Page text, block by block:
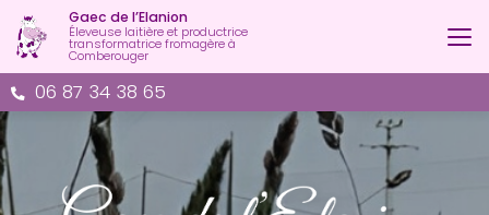
Aller
au
contenu
principal
06 87 34 38 65
Gaec de l’Elanion
Éleveuse laitière et productrice
transformatrice fromagère à
Comberouger